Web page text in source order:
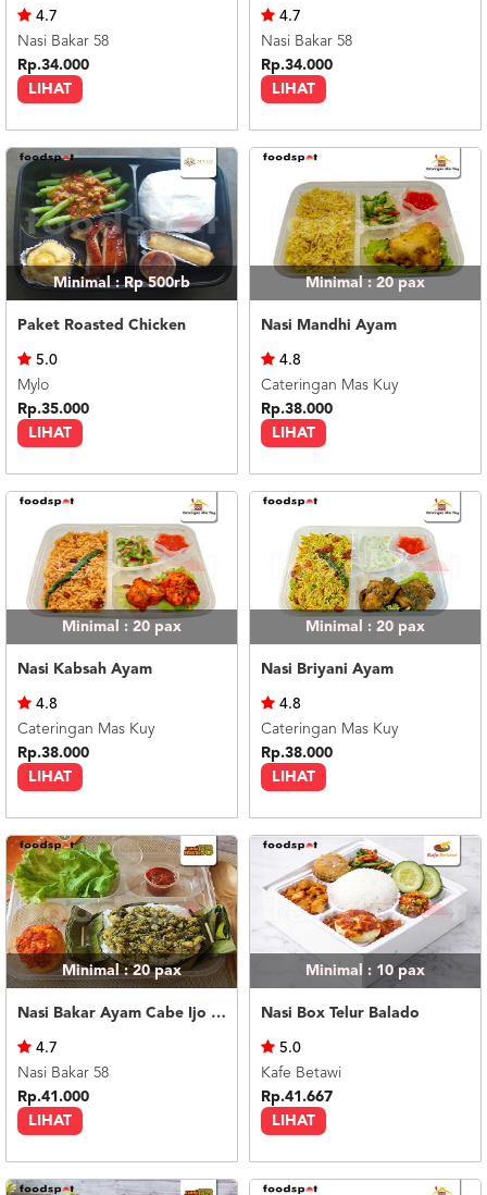
LIHAT
4.7
Nasi Bakar 58
Rp.34.000
LIHAT
4.7
Nasi Bakar 58
Rp.34.000
Minimal : Rp 500rb
Paket Roasted Chicken
LIHAT
5.0
Mylo
Rp.35.000
Minimal : 20pax
Nasi Mandhi Ayam
LIHAT
4.8
Cateringan Mas Kuy
Rp.38.000
Minimal : 20 pax
Nasi Kabsah Ayam
LIHAT
4.8
Cateringan Mas Kuy
Rp.38.000
Minimal : 20 pax
Nasi Briyani Ayam
LIHAT
4.8
Cateringan Mas Kuy
Rp.38.000
Minimal : 20pax
Nasi Bakar Ayam Cabe Ijo + Telor Balado
LIHAT
4.7
Nasi Bakar 58
Rp.41.000
Minimal : 10pax
Nasi Box Telur Balado
LIHAT
5.0
Kafe Betawi
Rp.41.667